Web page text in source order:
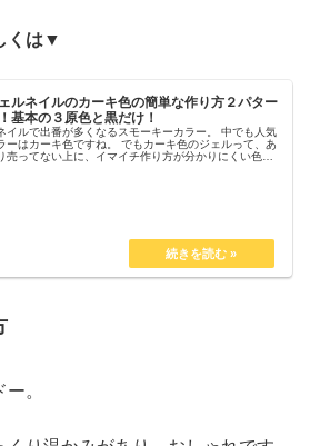
くは▼
ルネイルのカーキ色の簡単な作り方２パター
基本の３原色と黒だけ！
イルで出番が多くなるスモーキーカラー。 中でも人気
ーはカーキ色ですね。 でもカーキ色のジェルって、あ
売ってない上に、イマイチ作り方が分かりにくい色じ
。